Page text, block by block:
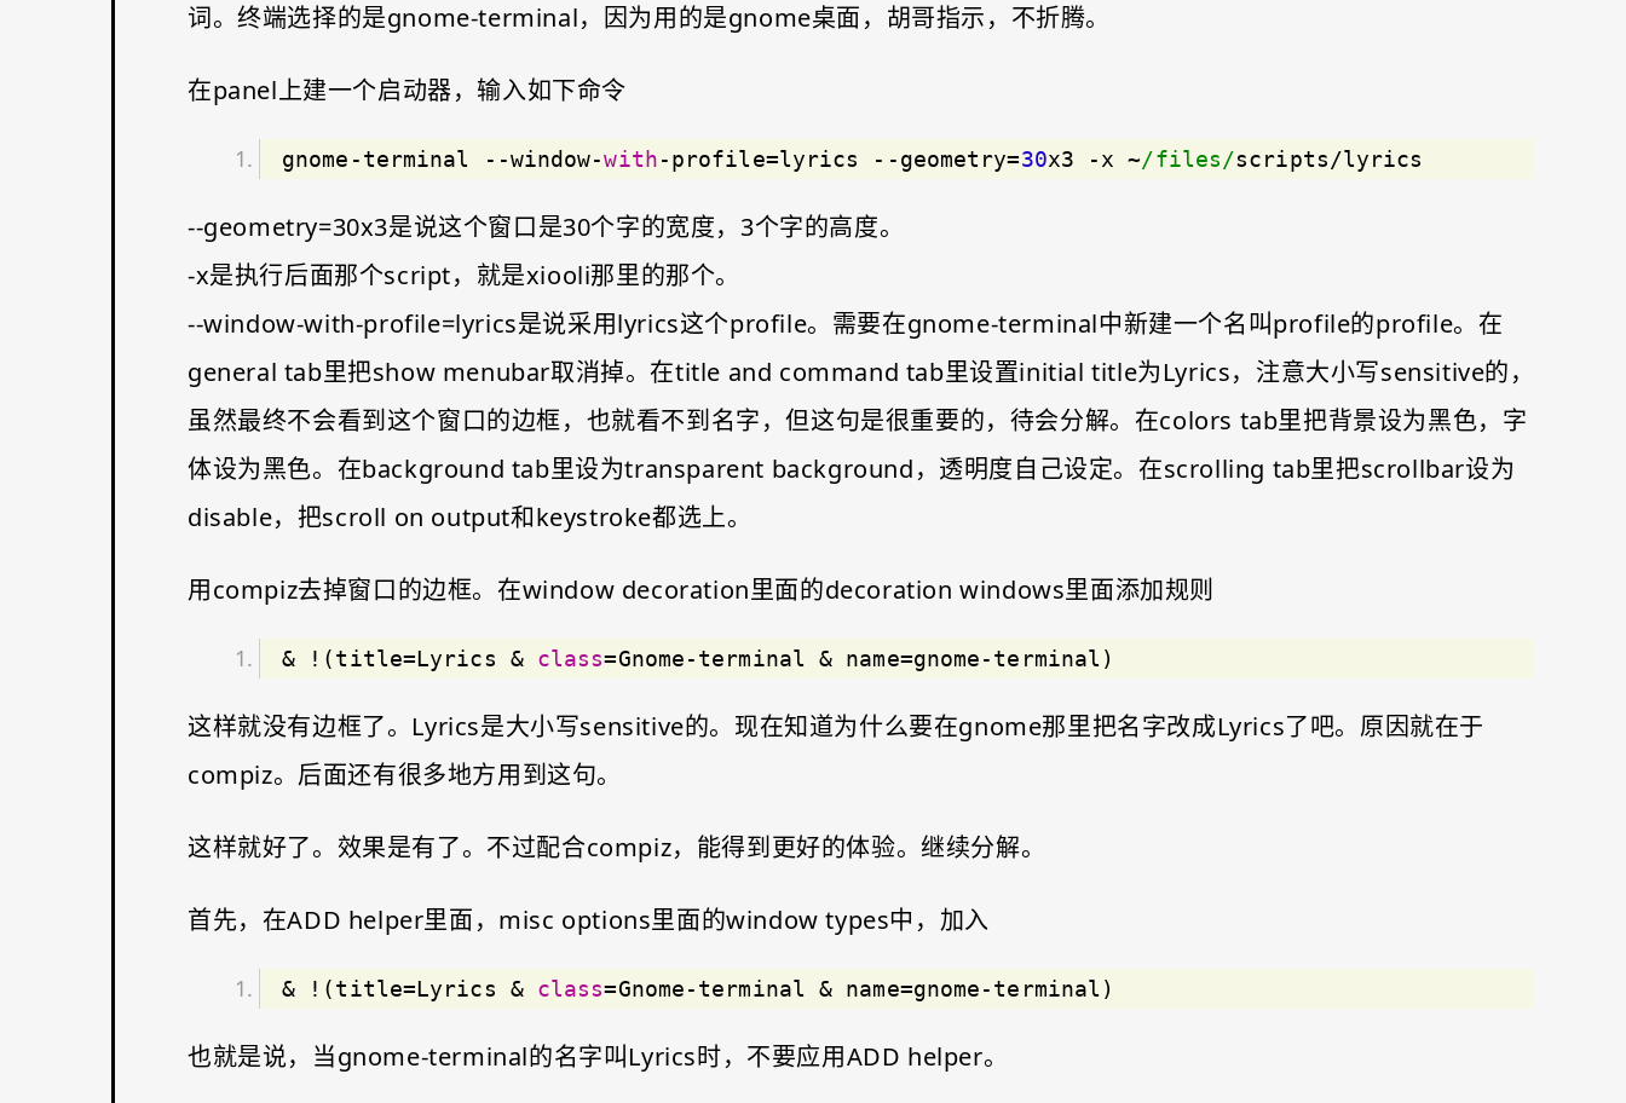
词。终端选择的是gnome-terminal，因为用的是gnome桌面，胡哥指示，不折腾。
在panel上建一个启动器，输入如下命令
gnome-terminal --window-with-profile=lyrics --geometry=30x3 -x ~/files/scripts/lyrics
--geometry=30x3是说这个窗口是30个字的宽度，3个字的高度。
-x是执行后面那个script，就是xiooli那里的那个。
--window-with-profile=lyrics是说采用lyrics这个profile。需要在gnome-terminal中新建一个名叫profile的profile。在
general tab里把show menubar取消掉。在title and command tab里设置initial title为Lyrics，注意大小写sensitive的，
虽然最终不会看到这个窗口的边框，也就看不到名字，但这句是很重要的，待会分解。在colors tab里把背景设为黑色，字
体设为黑色。在background tab里设为transparent background，透明度自己设定。在scrolling tab里把scrollbar设为
disable，把scroll on output和keystroke都选上。
用compiz去掉窗口的边框。在window decoration里面的decoration windows里面添加规则
& !(title=Lyrics & class=Gnome-terminal & name=gnome-terminal)
这样就没有边框了。Lyrics是大小写sensitive的。现在知道为什么要在gnome那里把名字改成Lyrics了吧。原因就在于
compiz。后面还有很多地方用到这句。
这样就好了。效果是有了。不过配合compiz，能得到更好的体验。继续分解。
首先，在ADD helper里面，misc options里面的window types中，加入
& !(title=Lyrics & class=Gnome-terminal & name=gnome-terminal)
也就是说，当gnome-terminal的名字叫Lyrics时，不要应用ADD helper。